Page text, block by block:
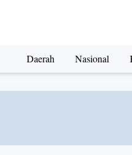
Daerah Nasional